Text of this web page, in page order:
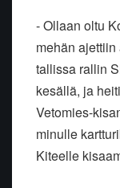
- Ollaan oltu
mehän
tallissa rallin
kesällä, ja
Vetomies-
minulle
Kiteelle